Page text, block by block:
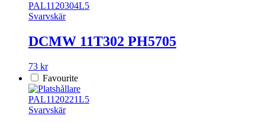
PAL1120304L5
Svarvskär
DCMW 11T302 PH5705
73 kr
Favourite
PAL1120221L5
Svarvskär